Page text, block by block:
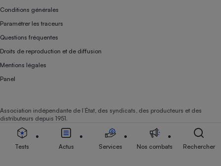
Conditions générales
Paramétrer les traceurs
Questions fréquentes
Droits de reproduction et de diffusion
Mentions légales
Panel
Association indépendante de l’État, des syndicats, des producteurs et des
distributeurs depuis 1951.
Tests Actus Services Nos combats Rechercher